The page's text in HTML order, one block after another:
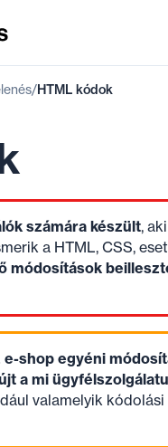
HTML kódok
számára készült,
a HTML, CSS,
módosítások
shop egyéni
a mi
valamelyik